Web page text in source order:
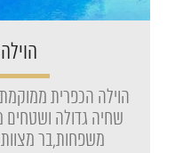
הוילה הכפרית
שחיה גדולה ושטחים
משפחות,בר מצוות